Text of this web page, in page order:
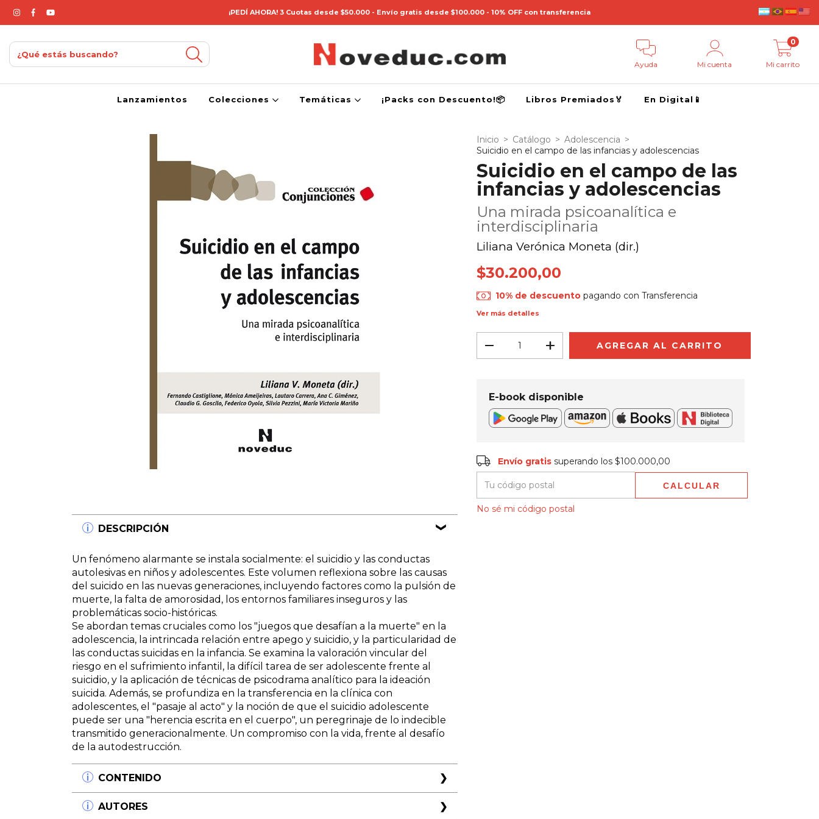
¡PEDÍ AHORA! 3 Cuotas desde $50.000 - Envío gratis desde $100.000 - 10% OFF con transferencia
Ayuda Mi cuenta Mi carrito
0
Lanzamientos Colecciones Temáticas ¡Packs con Descuento!📦 Libros Premiados🏅 En Digital📱
DESCRIPCIÓN
Un fenómeno alarmante se instala socialmente: el suicidio y las conductas
autolesivas en niños y adolescentes. Este volumen reflexiona sobre las causas
del suicido en las nuevas generaciones, incluyendo factores como la pulsión de
muerte, la falta de amorosidad, los entornos familiares inseguros y las
problemáticas socio-históricas.
Se abordan temas cruciales como los "juegos que desafían a la muerte" en la
adolescencia, la intrincada relación entre apego y suicidio, y la particularidad de
las conductas suicidas en la infancia. Se examina la valoración vincular del
riesgo en el sufrimiento infantil, la difícil tarea de ser adolescente frente al
suicidio, y la aplicación de técnicas de psicodrama analítico para la ideación
suicida. Además, se profundiza en la transferencia en la clínica con
adolescentes, el "pasaje al acto" y la noción de que el suicidio adolescente
puede ser una "herencia escrita en el cuerpo", un peregrinaje de lo indecible
transmitido generacionalmente. Un compromiso con la vida, frente al desafío
de la autodestrucción.
CONTENIDO
Prólogo
Liliana V. Moneta
AUTORES
Inicio > Catálogo > Adolescencia >
Suicidio en el campo de las infancias y adolescencias
Suicidio en el campo de las
infancias y adolescencias
Una mirada psicoanalítica e
interdisciplinaria
Liliana Verónica Moneta (dir.)
$30.200,00
10% de descuento pagando con Transferencia
Ver más detalles
E-book disponible
Envío gratis
Entregas para el CP: CAMBIAR CP
Envío gratis superando los$100.000,00
CALCULAR
No sé mi código postal